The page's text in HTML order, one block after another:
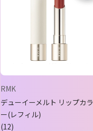
RMK
デューイーメルト リップカラ
ー(レフィル)
12